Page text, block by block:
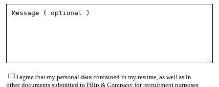
I agree that my personal data contained in my resume, as well as in
other documents submitted to Filip & Company for recruitment purposes